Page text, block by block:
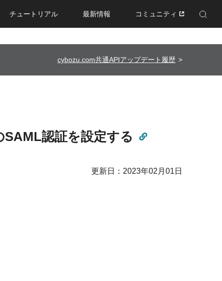
チュートリアル 最新情報 コミュニティ
Enhanced by Google
cybozu.com共通APIアップデート履歴
認証を設定する
更新日：2023年02月01日